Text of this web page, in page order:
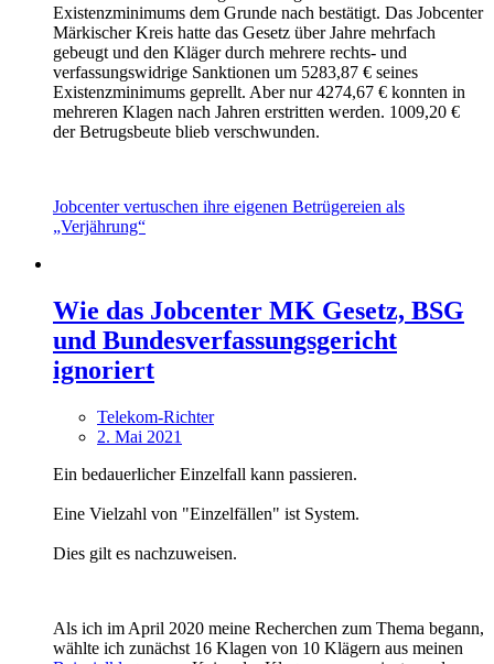
Existenzminimums dem Grunde nach bestätigt. Das Jobcenter
Märkischer Kreis hatte das Gesetz über Jahre mehrfach
gebeugt und den Kläger durch mehrere rechts- und
verfassungswidrige Sanktionen um 5283,87 € seines
Existenzminimums geprellt. Aber nur 4274,67 € konnten in
mehreren Klagen nach Jahren erstritten werden. 1009,20 €
der Betrugsbeute blieb verschwunden.
Jobcenter vertuschen ihre eigenen Betrügereien als
„Verjährung“
Wie das Jobcenter MK Gesetz, BSG
und Bundesverfassungsgericht
ignoriert
Telekom-Richter
2. Mai 2021
Ein bedauerlicher Einzelfall kann passieren.
Eine Vielzahl von "Einzelfällen" ist System.
Dies gilt es nachzuweisen.
Als ich im April 2020 meine Recherchen zum Thema begann,
wählte ich zunächst 16 Klagen von 10 Klägern aus meinen